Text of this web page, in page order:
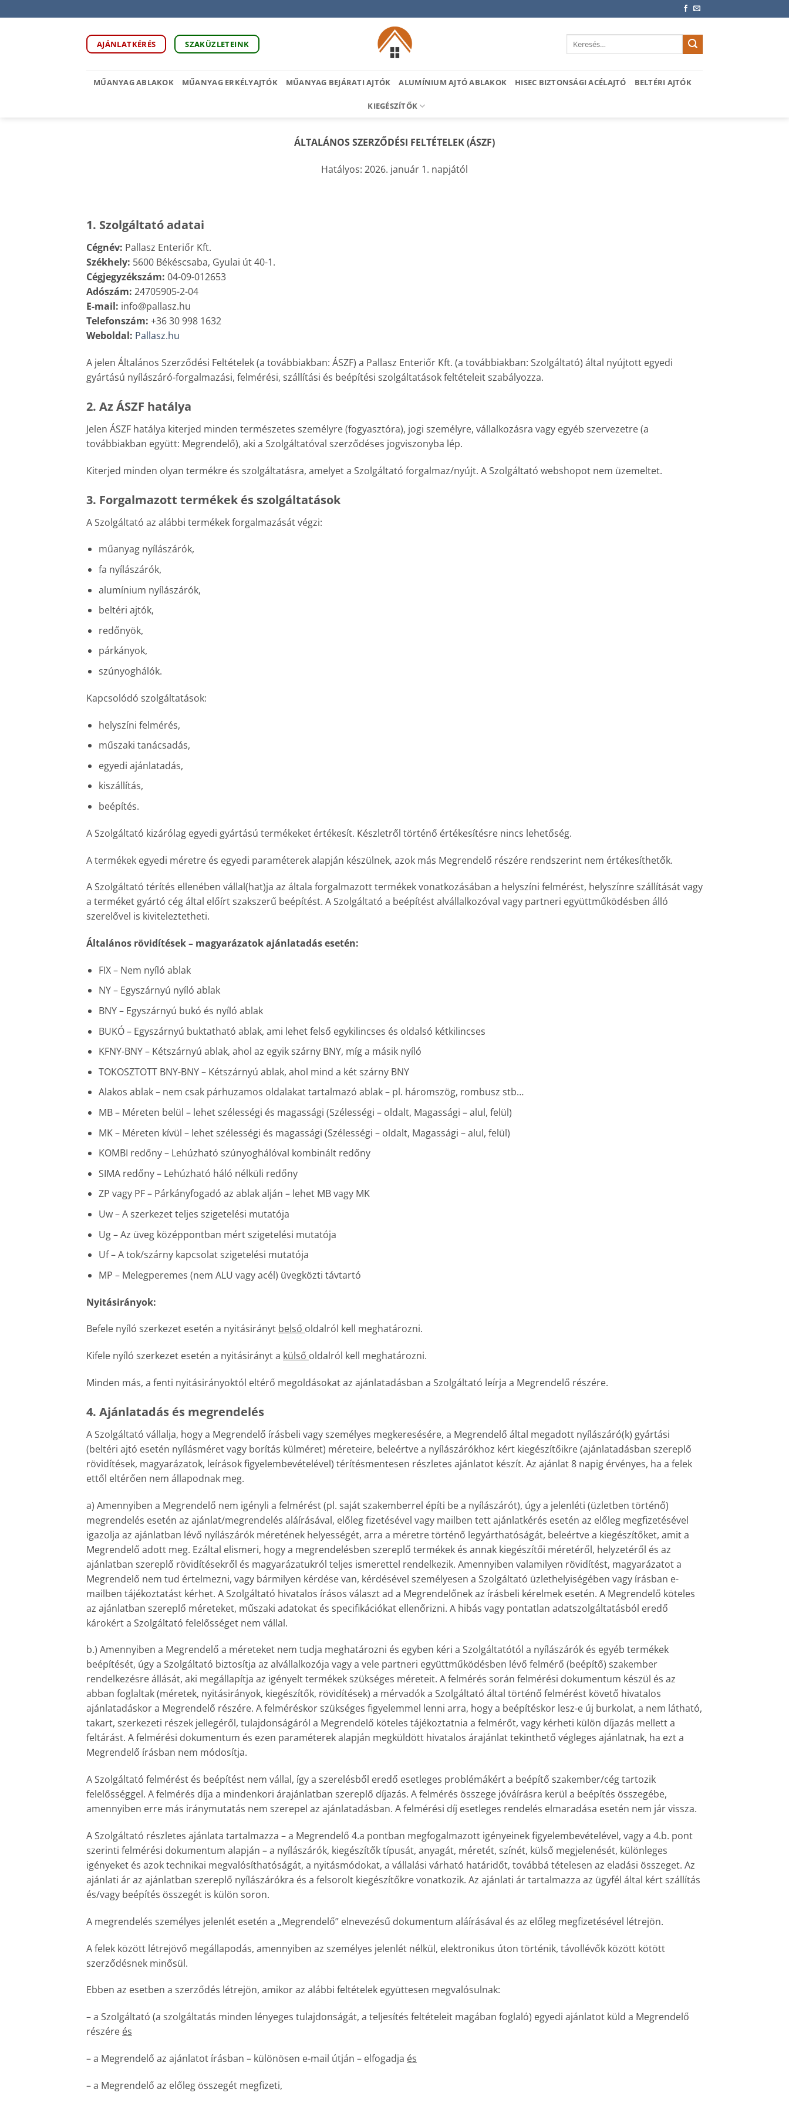
to
AJÁNLATKÉRÉS SZAKÜZLETEINK
Keresés
MŰANYAG ABLAKOK MŰANYAG ERKÉLYAJTÓK MŰANYAG BEJÁRATI AJTÓK ALUMÍNIUM AJTÓ ABLAKOK HISEC BIZTONSÁGI ACÉLAJTÓ BELTÉRI AJTÓK
KIEGÉSZÍTŐK
ÁLTALÁNOS SZERZŐDÉSI FELTÉTELEK (ÁSZF)
Hatályos: 2026. január 1. napjától
1. Szolgáltató adatai
Cégnév: Pallasz Enteriőr Kft.
Székhely: 5600 Békéscsaba, Gyulai út 40-1.
Cégjegyzékszám: 04-09-012653
Adószám: 24705905-2-04
E-mail: info@pallasz.hu
Telefonszám: +36 30 998 1632
Weboldal: Pallasz.hu
A jelen Általános Szerződési Feltételek (a továbbiakban: ÁSZF) a Pallasz Enteriőr Kft. (a továbbiakban: Szolgáltató) által nyújtott egyedi
gyártású nyílászáró-forgalmazási, felmérési, szállítási és beépítési szolgáltatások feltételeit szabályozza.
2. Az ÁSZF hatálya
Jelen ÁSZF hatálya kiterjed minden természetes személyre (fogyasztóra), jogi személyre, vállalkozásra vagy egyéb szervezetre (a
továbbiakban együtt: Megrendelő), aki a Szolgáltatóval szerződéses jogviszonyba lép.
Kiterjed minden olyan termékre és szolgáltatásra, amelyet a Szolgáltató forgalmaz/nyújt. A Szolgáltató webshopot nem üzemeltet.
3. Forgalmazott termékek és szolgáltatások
A Szolgáltató az alábbi termékek forgalmazását végzi:
műanyag nyílászárók,
fa nyílászárók,
alumínium nyílászárók,
beltéri ajtók,
redőnyök,
párkányok,
szúnyoghálók.
Kapcsolódó szolgáltatások:
helyszíni felmérés,
műszaki tanácsadás,
egyedi ajánlatadás,
kiszállítás,
beépítés.
A Szolgáltató kizárólag egyedi gyártású termékeket értékesít. Készletről történő értékesítésre nincs lehetőség.
A termékek egyedi méretre és egyedi paraméterek alapján készülnek, azok más Megrendelő részére rendszerint nem értékesíthetők.
A Szolgáltató térítés ellenében vállal(hat)ja az általa forgalmazott termékek vonatkozásában a helyszíni felmérést, helyszínre szállítását vagy
a terméket gyártó cég által előírt szakszerű beépítést. A Szolgáltató a beépítést alvállalkozóval vagy partneri együttműködésben álló
szerelővel is kiviteleztetheti.
Általános rövidítések – magyarázatok ajánlatadás esetén:
FIX – Nem nyíló ablak
NY – Egyszárnyú nyíló ablak
BNY – Egyszárnyú bukó és nyíló ablak
BUKÓ – Egyszárnyú buktatható ablak, ami lehet felső egykilincses és oldalsó kétkilincses
KFNY-BNY – Kétszárnyú ablak, ahol az egyik szárny BNY, míg a másik nyíló
TOKOSZTOTT BNY-BNY – Kétszárnyú ablak, ahol mind a két szárny BNY
Alakos ablak – nem csak párhuzamos oldalakat tartalmazó ablak – pl. háromszög, rombusz stb…
MB – Méreten belül – lehet szélességi és magassági (Szélességi – oldalt, Magassági – alul, felül)
MK – Méreten kívül – lehet szélességi és magassági (Szélességi – oldalt, Magassági – alul, felül)
KOMBI redőny – Lehúzható szúnyoghálóval kombinált redőny
SIMA redőny – Lehúzható háló nélküli redőny
ZP vagy PF – Párkányfogadó az ablak alján – lehet MB vagy MK
Uw – A szerkezet teljes szigetelési mutatója
Ug – Az üveg középpontban mért szigetelési mutatója
Uf – A tok/szárny kapcsolat szigetelési mutatója
MP – Melegperemes (nem ALU vagy acél) üvegközti távtartó
Nyitásirányok:
Befele nyíló szerkezet esetén a nyitásirányt belső oldalról kell meghatározni.
Kifele nyíló szerkezet esetén a nyitásirányt a külső oldalról kell meghatározni.
Minden más, a fenti nyitásirányoktól eltérő megoldásokat az ajánlatadásban a Szolgáltató leírja a Megrendelő részére.
4. Ajánlatadás és megrendelés
A Szolgáltató vállalja, hogy a Megrendelő írásbeli vagy személyes megkeresésére, a Megrendelő által megadott nyílászáró(k) gyártási
(beltéri ajtó esetén nyílásméret vagy borítás külméret) méreteire, beleértve a nyílászárókhoz kért kiegészítőikre (ajánlatadásban szereplő
rövidítések, magyarázatok, leírások figyelembevételével) térítésmentesen részletes ajánlatot készít. Az ajánlat 8 napig érvényes, ha a felek
ettől eltérően nem állapodnak meg.
a) Amennyiben a Megrendelő nem igényli a felmérést (pl. saját szakemberrel építi be a nyílászárót), úgy a jelenléti (üzletben történő)
megrendelés esetén az ajánlat/megrendelés aláírásával, előleg fizetésével vagy mailben tett ajánlatkérés esetén az előleg megfizetésével
igazolja az ajánlatban lévő nyílászárók méretének helyességét, arra a méretre történő legyárthatóságát, beleértve a kiegészítőket, amit a
Megrendelő adott meg. Ezáltal elismeri, hogy a megrendelésben szereplő termékek és annak kiegészítői méretéről, helyzetéről és az
ajánlatban szereplő rövidítésekről és magyarázatukról teljes ismerettel rendelkezik. Amennyiben valamilyen rövidítést, magyarázatot a
Megrendelő nem tud értelmezni, vagy bármilyen kérdése van, kérdésével személyesen a Szolgáltató üzlethelyiségében vagy írásban e-
mailben tájékoztatást kérhet. A Szolgáltató hivatalos írásos választ ad a Megrendelőnek az írásbeli kérelmek esetén. A Megrendelő köteles
az ajánlatban szereplő méreteket, műszaki adatokat és specifikációkat ellenőrizni. A hibás vagy pontatlan adatszolgáltatásból eredő
károkért a Szolgáltató felelősséget nem vállal.
b.) Amennyiben a Megrendelő a méreteket nem tudja meghatározni és egyben kéri a Szolgáltatótól a nyílászárók és egyéb termékek
beépítését, úgy a Szolgáltató biztosítja az alvállalkozója vagy a vele partneri együttműködésben lévő felmérő (beépítő) szakember
rendelkezésre állását, aki megállapítja az igényelt termékek szükséges méreteit. A felmérés során felmérési dokumentum készül és az
abban foglaltak (méretek, nyitásirányok, kiegészítők, rövidítések) a mérvadók a Szolgáltató által történő felmérést követő hivatalos
ajánlatadáskor a Megrendelő részére. A felméréskor szükséges figyelemmel lenni arra, hogy a beépítéskor lesz-e új burkolat, a nem látható,
takart, szerkezeti részek jellegéről, tulajdonságáról a Megrendelő köteles tájékoztatnia a felmérőt, vagy kérheti külön díjazás mellett a
feltárást. A felmérési dokumentum és ezen paraméterek alapján megküldött hivatalos árajánlat tekinthető végleges ajánlatnak, ha ezt a
Megrendelő írásban nem módosítja.
A Szolgáltató felmérést és beépítést nem vállal, így a szerelésből eredő esetleges problémákért a beépítő szakember/cég tartozik
felelősséggel. A felmérés díja a mindenkori árajánlatban szereplő díjazás. A felmérés összege jóváírásra kerül a beépítés összegébe,
amennyiben erre más iránymutatás nem szerepel az ajánlatadásban. A felmérési díj esetleges rendelés elmaradása esetén nem jár vissza.
A Szolgáltató részletes ajánlata tartalmazza – a Megrendelő 4.a pontban megfogalmazott igényeinek figyelembevételével, vagy a 4.b. pont
szerinti felmérési dokumentum alapján – a nyílászárók, kiegészítők típusát, anyagát, méretét, színét, külső megjelenését, különleges
igényeket és azok technikai megvalósíthatóságát, a nyitásmódokat, a vállalási várható határidőt, továbbá tételesen az eladási összeget. Az
ajánlati ár az ajánlatban szereplő nyílászárókra és a felsorolt kiegészítőkre vonatkozik. Az ajánlati ár tartalmazza az ügyfél által kért szállítás
és/vagy beépítés összegét is külön soron.
A megrendelés személyes jelenlét esetén a „Megrendelő” elnevezésű dokumentum aláírásával és az előleg megfizetésével létrejön.
A felek között létrejövő megállapodás, amennyiben az személyes jelenlét nélkül, elektronikus úton történik, távollévők között kötött
szerződésnek minősül.
Ebben az esetben a szerződés létrejön, amikor az alábbi feltételek együttesen megvalósulnak:
– a Szolgáltató (a szolgáltatás minden lényeges tulajdonságát, a teljesítés feltételeit magában foglaló) egyedi ajánlatot küld a Megrendelő
részére és
– a Megrendelő az ajánlatot írásban – különösen e-mail útján – elfogadja és
– a Megrendelő az előleg összegét megfizeti,